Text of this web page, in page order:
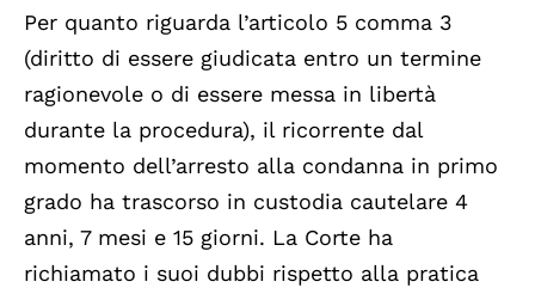
Per quanto riguarda l’articolo 5 comma 3
(diritto di essere giudicata entro un termine
ragionevole o di essere messa in libertà
durante la procedura), il ricorrente dal
momento dell’arresto alla condanna in primo
grado ha trascorso in custodia cautelare 4
anni, 7 mesi e 15 giorni. La Corte ha
richiamato i suoi dubbi rispetto alla pratica